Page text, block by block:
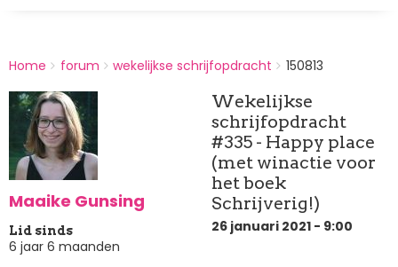
BREADCRUMBS
You
here:
Home forum wekelijkse schrijfopdracht 150813
Maaike Gunsing
Lid sinds
6 jaar 6 maanden
Wekelijkse
schrijfopdracht
#335 - Happy place
(met winactie voor
het boek
Schrijverig!)
26 januari 2021 - 9:00